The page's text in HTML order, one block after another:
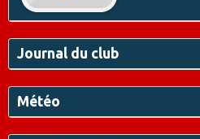
Journal du club
Météo